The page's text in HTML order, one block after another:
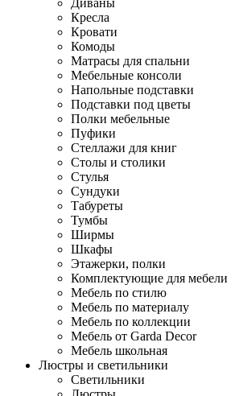
Диваны
Кресла
Кровати
Комоды
Матрасы для спальни
Мебельные консоли
Напольные подставки
Подставки под цветы
Полки мебельные
Пуфики
Стеллажи для книг
Столы и столики
Стулья
Сундуки
Табуреты
Тумбы
Ширмы
Шкафы
Этажерки, полки
Комплектующие для мебели
Мебель по стилю
Мебель по материалу
Мебель по коллекции
Мебель от Garda Decor
Мебель школьная
Люстры и светильники
Светильники